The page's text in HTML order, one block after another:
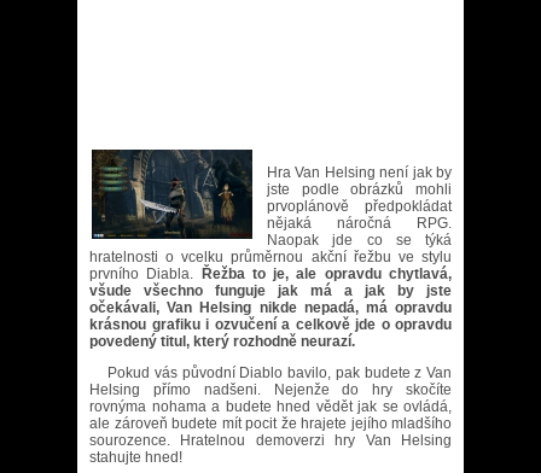
Hra Van Helsing není jak by
jste podle obrázků mohli
prvoplánově předpokládat
nějaká náročná RPG.
Naopak jde co se týká
hratelnosti o vcelku průměrnou akční řežbu ve stylu
prvního Diabla.
Řežba to je, ale opravdu chytlavá,
všude všechno funguje jak má a jak by jste
očekávali, Van Helsing nikde nepadá, má opravdu
krásnou grafiku i ozvučení a celkově jde o opravdu
povedený titul, který rozhodně neurazí.
Pokud vás původní Diablo bavilo, pak budete z Van
Helsing přímo nadšeni. Nejenže do hry skočíte
rovnýma nohama a budete hned vědět jak se ovládá,
ale zároveň budete mít pocit že hrajete jejího mladšího
sourozence. Hratelnou demoverzi hry Van Helsing
stahujte hned!